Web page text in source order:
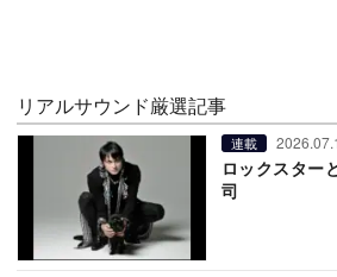
リアルサウンド厳選記事
連載
ロックスター
司